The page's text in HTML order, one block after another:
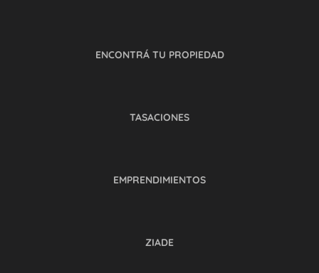
ENCONTRÁ TU PROPIEDAD
TASACIONES
EMPRENDIMIENTOS
ZIADE